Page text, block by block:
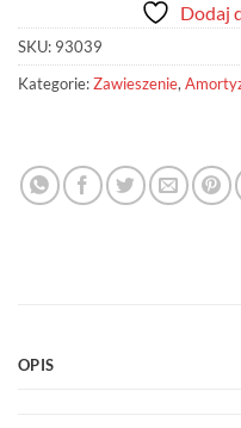
Dodaj
SKU: 93039
Kategorie:Zawieszenie,
OPIS